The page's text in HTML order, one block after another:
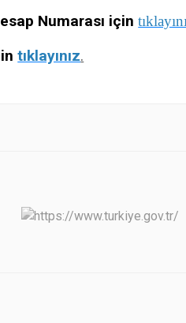
Numarası için
tıklayınız.